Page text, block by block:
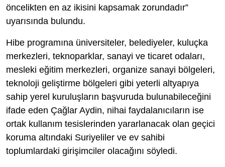
öncelikten en az ikisini kapsamak zorundadır”
uyarısında bulundu.
Hibe programına üniversiteler, belediyeler, kuluçka
merkezleri, teknoparklar, sanayi ve ticaret odaları,
mesleki eğitim merkezleri, organize sanayi bölgeleri,
teknoloji geliştirme bölgeleri gibi yeterli altyapıya
sahip yerel kuruluşların başvuruda bulunabileceğini
ifade eden Çağlar Aydin, nihai faydalanıcıların ise
ortak kullanım tesislerinden yararlanacak olan geçici
koruma altındaki Suriyeliler ve ev sahibi
toplumlardaki girişimciler olacağını söyledi.